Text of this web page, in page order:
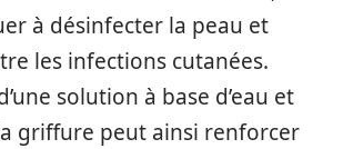
à désinfecter la peau et
les infections cutanées.
solution à base d’eau et
griffure peut ainsi renforcer